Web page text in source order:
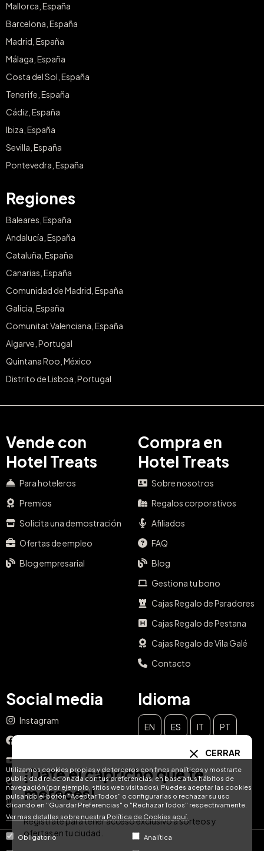
Utilizamos cookies propias y de terceros con fines analíticos y mostrarte
publicidad relacionada con tus preferencias, en base a tus hábitos de
navegación (por ejemplo, sitios web visitados). Puedes aceptar las cookies
pulsando el botón "Aceptar Todos" o configurarlas o rechazar su uso
clicando en "Guardar Preferencias" o "Rechazar Todos" respectivamente.
Ver mas detalles sobre nuestra Política de Cookies aquí.
Obligatorio Analítica
Mallorca, España
Barcelona, España
Madrid, España
Málaga, España
Costa del Sol, España
Tenerife, España
Cádiz, España
Ibiza, España
Sevilla, España
Pontevedra, España
Regiones
Baleares, España
Andalucía, España
Cataluña, España
Canarias, España
Comunidad de Madrid, España
Galicia, España
Comunitat Valenciana, España
Algarve, Portugal
Quintana Roo, México
Distrito de Lisboa, Portugal
Vende con
Hotel Treats
Para hoteleros
Premios
Solicita una demostración
Ofertas de empleo
Blog empresarial
Compra en
Hotel Treats
Sobre nosotros
Regalos corporativos
Afiliados
FAQ
Blog
Gestiona tu bono
Cajas Regalo de Paradores
Cajas Regalo de Pestana
Cajas Regalo de Vila Galé
Contacto
Social media
Instagram
YouTube
TikTok
LinkedIn
Idioma
EN ES IT PT
NLCERRAR
¡Date el capricho que te
mereces!
Regístrate para tener acceso exclusivo a sorteos y
ofertas en tu ciudad.